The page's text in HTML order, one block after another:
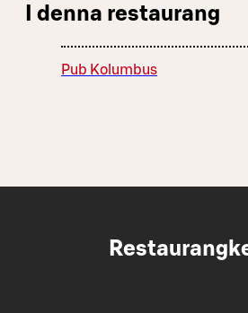
I denna restaurang
Pub Kolumbus